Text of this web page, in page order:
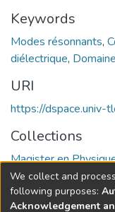
Keywords
Modes résonnants,
diélectrique,
URI
https://dspace.univ-
Collections
Magister en
Full item page
We collect and
following purposes:
Acknowledgement